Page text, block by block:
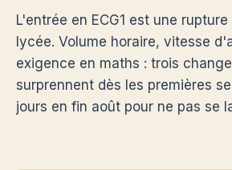
L'entrée en ECG1 est une
lycée. Volume horaire, vitesse
exigence en maths : trois
surprennent dès les premières
jours en fin août pour ne pas se